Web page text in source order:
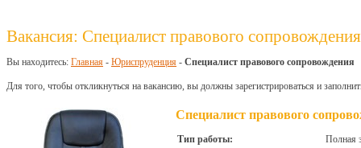
Вакансия: Специалист правового сопровождения
Вы находитесь: Главная - Юриспруденция - Специалист правового сопровождения
Для того, чтобы откликнуться на вакансию, вы должны зарегистрироваться и
Специалист правового
Тип работы:
Полная